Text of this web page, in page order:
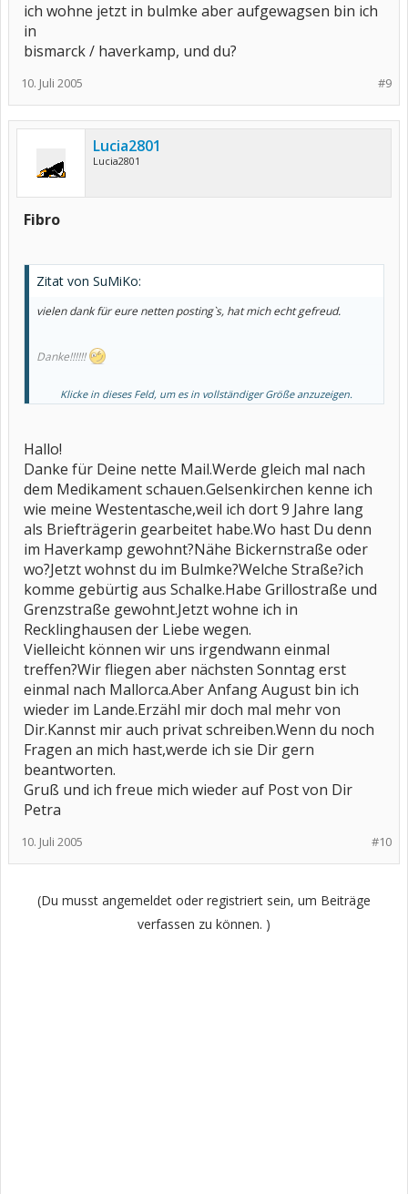
ich wohne jetzt in bulmke aber aufgewagsen bin ich
in
bismarck / haverkamp, und du?
#9
10. Juli 2005
Lucia2801
Lucia2801
Fibro
Zitat von SuMiKo:
vielen dank für eure netten posting`s, hat mich echt gefreud.
Danke!!!!!!
Lucia2801 humira ist ein neues basis-medikament, kannste alles
ich wohne jetzt in bulmke aber aufgewagsen bin ich in
bismarck / haverkamp, und du?
Klicke in dieses Feld, um es in vollständiger Größe anzuzeigen.
Hallo!
Danke für Deine nette Mail.Werde gleich mal nach
dem Medikament schauen.Gelsenkirchen kenne ich
wie meine Westentasche,weil ich dort 9 Jahre lang
als Briefträgerin gearbeitet habe.Wo hast Du denn
im Haverkamp gewohnt?Nähe Bickernstraße oder
wo?Jetzt wohnst du im Bulmke?Welche Straße?ich
komme gebürtig aus Schalke.Habe Grillostraße und
Grenzstraße gewohnt.Jetzt wohne ich in
Recklinghausen der Liebe wegen.
Vielleicht können wir uns irgendwann einmal
treffen?Wir fliegen aber nächsten Sonntag erst
einmal nach Mallorca.Aber Anfang August bin ich
wieder im Lande.Erzähl mir doch mal mehr von
Dir.Kannst mir auch privat schreiben.Wenn du noch
Fragen an mich hast,werde ich sie Dir gern
beantworten.
Gruß und ich freue mich wieder auf Post von Dir
Petra
#10
10. Juli 2005
(Du musst angemeldet oder registriert sein, um Beiträge
verfassen zu können. )